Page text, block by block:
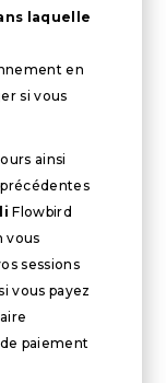
laquelle
en
si vous
ainsi
Flowbird
vous
sessions
vous payez
paiement